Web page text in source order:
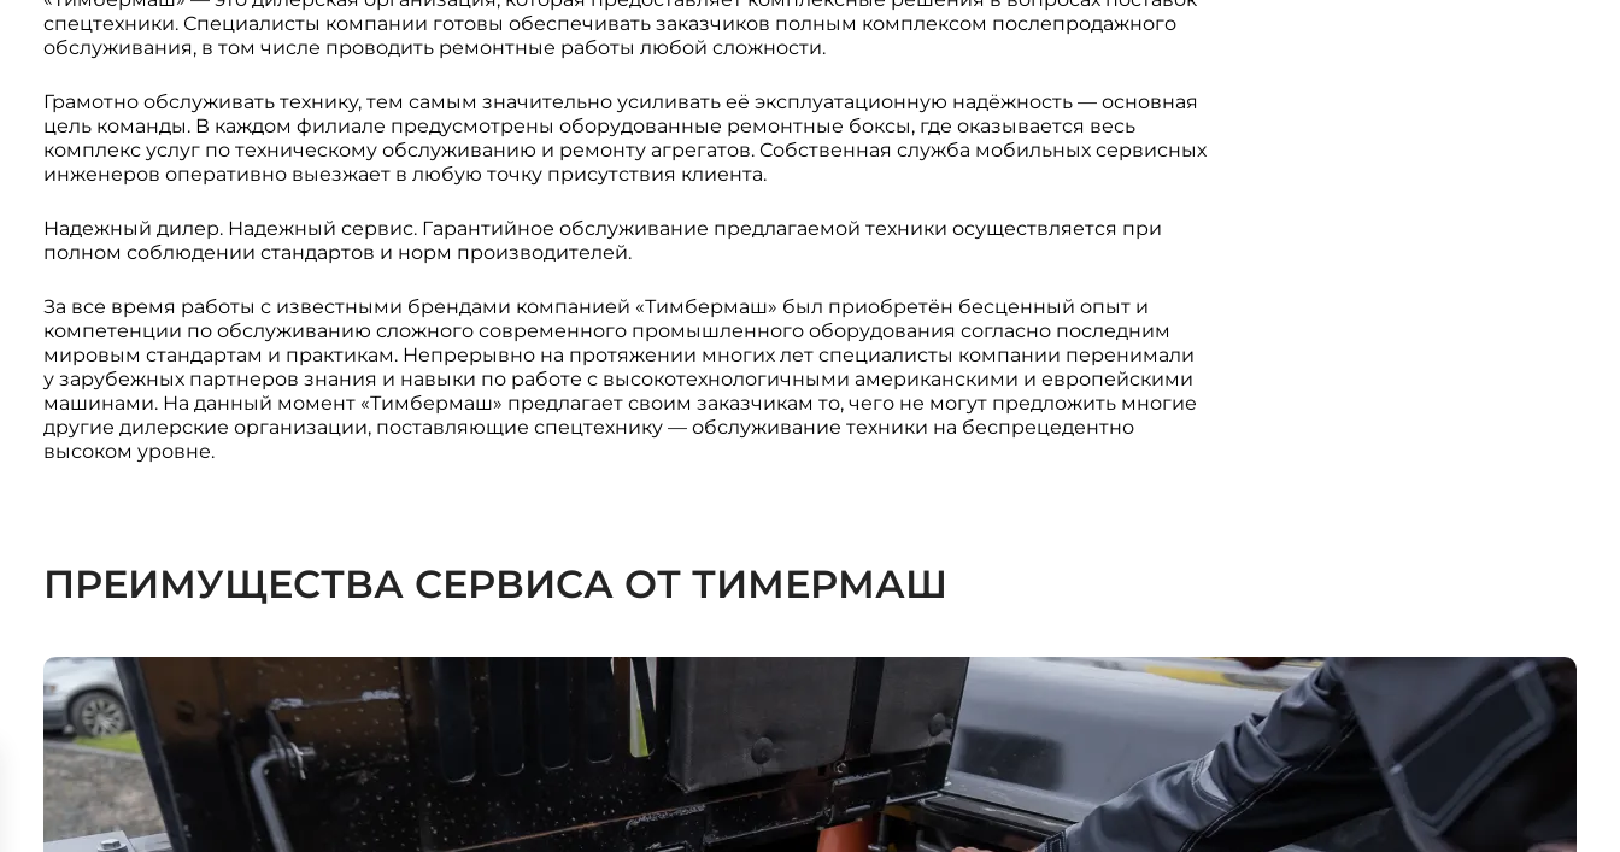
спецтехники. Специалисты компании готовы обеспечивать заказчиков полным комплексом послепродажного
обслуживания, в том числе проводить ремонтные работы любой сложности.
Грамотно обслуживать технику, тем самым значительно усиливать её эксплуатационную надёжность — основная
цель команды. В каждом филиале предусмотрены оборудованные ремонтные боксы, где оказывается весь
комплекс услуг по техническому обслуживанию и ремонту агрегатов. Собственная служба мобильных сервисных
инженеров оперативно выезжает в любую точку присутствия клиента.
Надежный дилер. Надежный сервис. Гарантийное обслуживание предлагаемой техники осуществляется при
полном соблюдении стандартов и норм производителей.
За все время работы с известными брендами компанией «Тимбермаш» был приобретён бесценный опыт и
компетенции по обслуживанию сложного современного промышленного оборудования согласно последним
мировым стандартам и практикам. Непрерывно на протяжении многих лет специалисты компании перенимали
у зарубежных партнеров знания и навыки по работе с высокотехнологичными американскими и европейскими
машинами. На данный момент «Тимбермаш» предлагает своим заказчикам то, чего не могут предложить многие
другие дилерские организации, поставляющие спецтехнику — обслуживание техники на беспрецедентно
высоком уровне.
ПРЕИМУЩЕСТВА СЕРВИСА ОТ ТИМЕРМАШ